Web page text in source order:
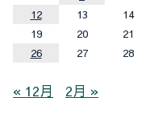
12
13 14
19
20 21
26
27 28
« 12月 2月 »